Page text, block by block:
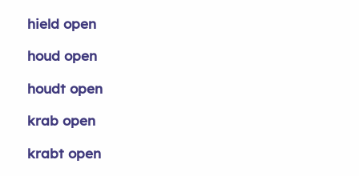
hield open
houd open
houdt open
krab open
krabt open